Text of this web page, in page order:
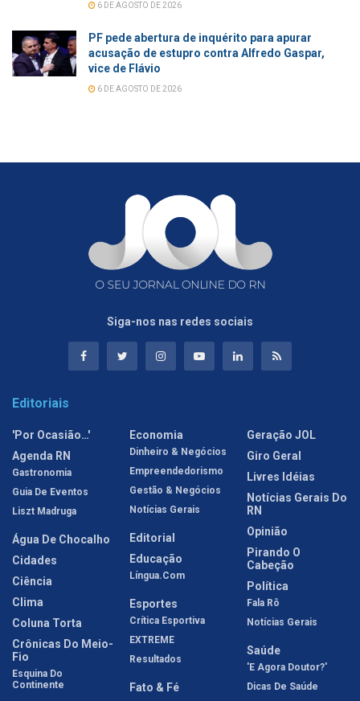
6 DE AGOSTO DE 2026
PF pede abertura de inquérito para apurar
acusação de estupro contra Alfredo Gaspar,
vice de Flávio
6 DE AGOSTO DE 2026
Siga-nos nas redes sociais
Editoriais
'Por Ocasião…'
Agenda RN
Gastronomia
Guia De Eventos
Liszt Madruga
Água De Chocalho
Cidades
Ciência
Clima
Coluna Torta
Crônicas Do Meio-
Fio
Esquina Do
Continente
Economia
Dinheiro & Negócios
Empreendedorismo
Gestão & Negócios
Notícias Gerais
Editorial
Educação
Língua.com
Esportes
Crítica Esportiva
EXTREME
Resultados
Fato & Fé
Geração JOL
Giro Geral
Livres Idéias
Notícias Gerais Do
RN
Opinião
Pirando O
Cabeção
Política
Fala Rô
Notícias Gerais
Saúde
'E Agora Doutor?'
Dicas De Saúde